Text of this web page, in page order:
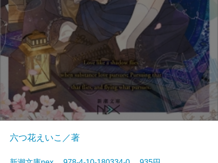
六つ花えいこ／著